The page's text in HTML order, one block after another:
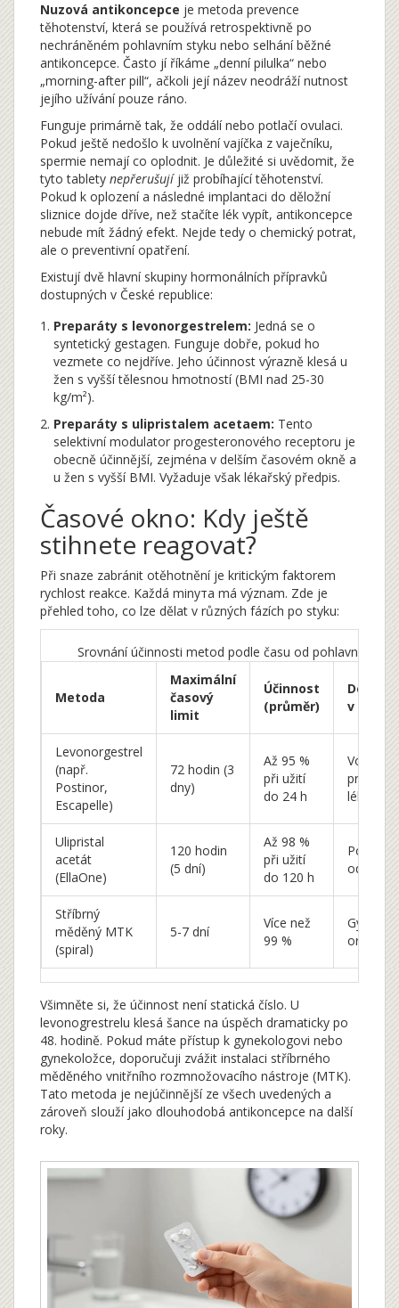
Nuzová antikoncepce je metoda prevence
těhotenství, která se používá retrospektivně po
nechráněném pohlavním styku nebo selhání běžné
antikoncepce. Často jí říkáme „denní pilulka“ nebo
„morning-after pill“, ačkoli její název neodráží nutnost
jejího užívání pouze ráno.
Funguje primárně tak, že oddálí nebo potlačí ovulaci.
Pokud ještě nedošlo k uvolnění vajíčka z vaječníku,
spermie nemají co oplodnit. Je důležité si uvědomit, že
tyto tablety nepřerušujíjiž probíhající těhotenství.
Pokud k oplození a následné implantaci do děložní
sliznice dojde dříve, než stačíte lék vypít, antikoncepce
nebude mít žádný efekt. Nejde tedy o chemický potrat,
ale o preventivní opatření.
Existují dvě hlavní skupiny hormonálních přípravků
dostupných v České republice:
Preparáty s levonorgestrelem: Jedná se o
syntetický gestagen. Funguje dobře, pokud ho
vezmete co nejdříve. Jeho účinnost výrazně klesá u
žen s vyšší tělesnou hmotností (BMI nad 25-30
kg/m²).
Preparáty s ulipristalem acetaem: Tento
selektivní modulator progesteronového receptoru je
obecně účinnější, zejména v delším časovém okně a
u žen s vyšší BMI. Vyžaduje však lékařský předpis.
Časové okno: Kdy ještě
stihnete reagovat?
Při snaze zabránit otěhotnění je kritickým faktorem
rychlost reakce. Každá minута má význam. Zde je
přehled toho, co lze dělat v různých fázích po styku:
Srovnání účinnosti metod podle času od pohlavního
Metoda
Maximální
časový
limit
Účinnost
(průměr)
v ČR
Levonorgestrel
(např.
Postinor,
Escapelle)
72 hodin (3
dny)
Až 95 %
při užití
do 24 h
Volně
lékárně
Ulipristal
acetát
(EllaOne)
120 hodin
(5 dní)
Až 98 %
při užití
do 120 h
Po
od
Stříbrný
měděný MTK
(spiral)
5-7 dní
Více než
99 %
ordinace
Všimněte si, že účinnost není statická číslo. U
levonogrestrelu klesá šance na úspěch dramaticky po
48. hodině. Pokud máte přístup k gynekologovi nebo
gynekoložce, doporučuji zvážit instalaci stříbrného
měděného vnitřního rozmnožovacího nástroje (MTK).
Tato metoda je nejúčinnější ze všech uvedených a
zároveň slouží jako dlouhodobá antikoncepce na další
roky.